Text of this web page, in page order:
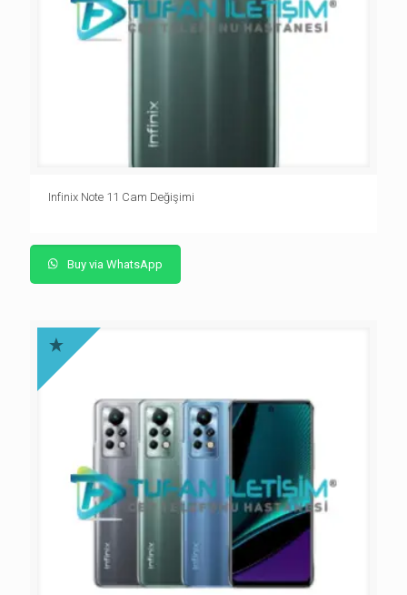
Infinix Note 11 Cam Değişimi
Buy via WhatsApp